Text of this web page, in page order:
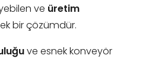
ve üretim
bir çözümdür.
ve esnek konveyör